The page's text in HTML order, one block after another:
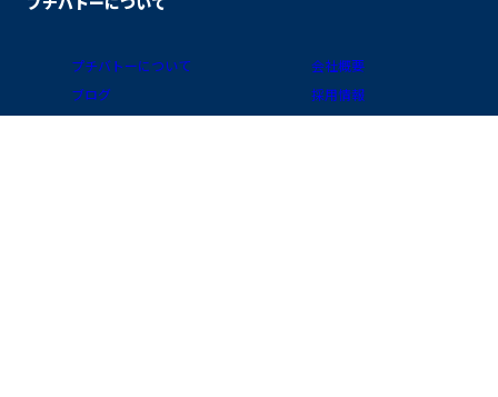
プチバトーについて
ブログ
会社概要
採用情報